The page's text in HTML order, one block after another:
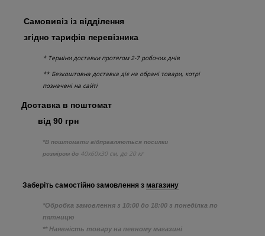
Самовивіз із відділення
згідно тарифів перевізника
* Терміни доставки протягом 2-7 робочих днів
** Безкоштовна доставка діє на обрані товари, котрі
позначені на сайті
Доставка в поштомат
від 90 грн
*В поштомати відправляються посилки
розміром до 40х60х30 см, до 20 кг
Заберіть самостійно замовлення з магазину
*Обробка замовлення з 10:00 до 18:00 з понеділка по
пятницю
** Наявність товару на певному магазині